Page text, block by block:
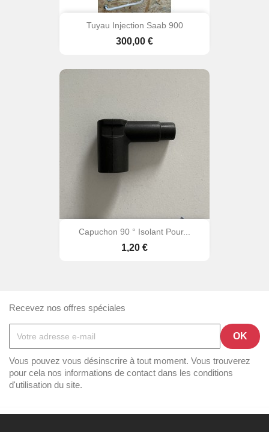
Tuyau Injection Saab 900
Prix
300,00 €
Capuchon 90 ° Isolant Pour...
Prix
1,20 €
Recevez nos offres spéciales
Vous pouvez vous désinscrire à tout moment. Vous trouverez
pour cela nos informations de contact dans les conditions
d'utilisation du site.